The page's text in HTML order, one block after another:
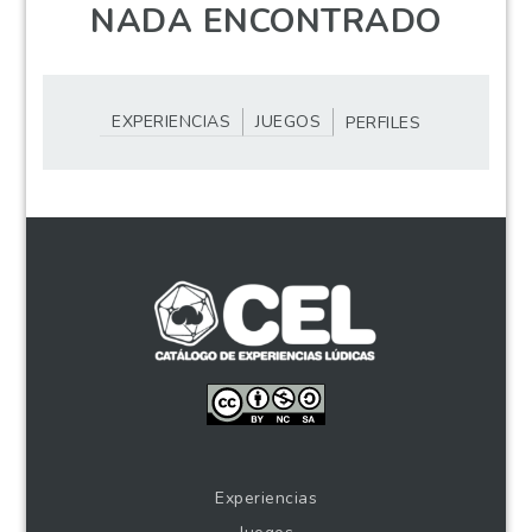
NADA ENCONTRADO
EXPERIENCIAS JUEGOS PERFILES
Experiencias